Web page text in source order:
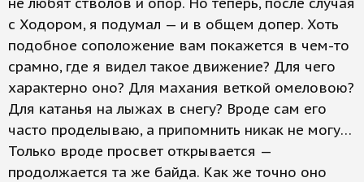
с Ходором, я подумал — и в общем допер. Хоть
подобное соположение вам покажется в чем-то
срамно, где я видел такое движение? Для чего
характерно оно? Для махания веткой омеловою?
Для катанья на лыжах в снегу? Вроде сам его
часто проделываю, а припомнить никак не могу…
Только вроде просвет открывается —
продолжается та же байда. Как же точно оно